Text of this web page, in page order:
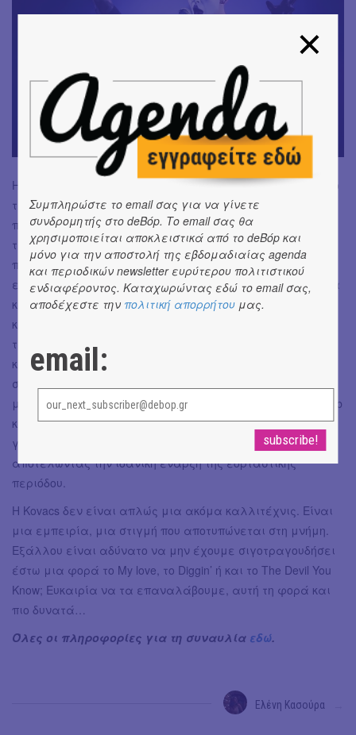
Η σχέση της με την κοινό στην Ελλάδα είναι ιδιαίτερη. Το
τραγούδι "My Love" έφτασε στο #1 των ελληνικών charts,
πριν καν γνωρίσει την ίδια επιτυχία αλλού. Έκτοτε, κάθε
της επίσκεψη είναι ένα γεγονός που το ελληνικό κοινό
περιμένει με ανυπομονησία και αφοσίωση. Στις δύο
εμφανίσεις που πρόκειται να πραγματοποιήσει σε Αθήνα
και Θεσσαλονίκη, η Kovacs θα παρουσιάσει έναν πλούσιο
κατάλογο από τα μεγαλύτερα hits της, αλλά και νέα
τραγούδια που αντικατοπτρίζουν την εξέλιξή της ως
καλλιτέχνιδα. Με τον συναισθηματικά φορτισμένο και
σκοτεινά ρομαντικό της ήχο, υπόσχεται να δημιουργήσει
μια ατμόσφαιρα γεμάτη μαγεία και ένταση. Το Fuzz Club
και το Principal Club Theater θα μετατραπούν σε χώρους
γεμάτους συναίσθημα, πάθος και μοναδική ενέργεια,
αποτελώντας την ιδανική έναρξη της εορταστικής
περιόδου.
Η Kovacs δεν είναι απλώς μια ακόμα καλλιτέχνις. Είναι
μια εμπειρία, μια στιγμή που αποτυπώνεται στη μνήμη.
Εξάλλου είναι αδύνατο να μην έχουμε σιγοτραγουδήσει
έστω μια φορά το My love, το Diggin’ ή και το The Devil You
Know; Ευκαιρία να τα επαναλάβουμε, αυτή τη φορά και
πιο δυνατά…
Όλες οι πληροφορίες για τη συναυλία εδώ.
Ελένη Κασούρα
Συμπληρώστε το email σας για να γίνετε
συνδρομητής στο deBόp. Το email σας θα
χρησιμοποιείται αποκλειστικά από το deBόp και
μόνο για την αποστολή της εβδομαδιαίας agenda
και περιοδικών newsletter ευρύτερου πολιτιστικού
ενδιαφέροντος. Καταχωρώντας εδώ το email σας,
αποδέχεστε την πολιτική απορρήτου μας.
email: